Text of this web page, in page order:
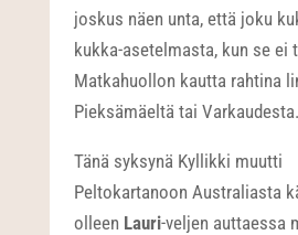
joskus näen unta, että joku
kukka-asetelmasta, kun se ei
Matkahuollon kautta rahtina
Pieksämäeltä tai Varkaudesta.
Tänä syksynä Kyllikki muutti
Peltokartanoon Australiasta
olleen Lauri-veljen auttaessa